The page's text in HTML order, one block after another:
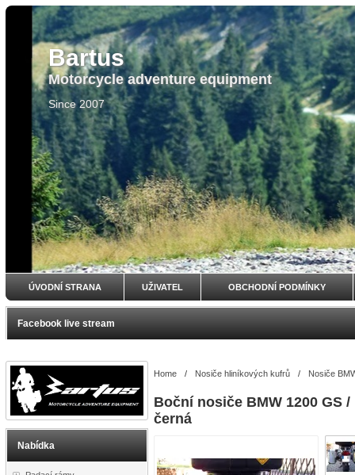
Bartus
Motorcycle adventure equipment
Since 2007
ÚVODNÍ STRANA UŽIVATEL OBCHODNÍ PODMÍNKY
Facebook live stream
Nabídka
Home / Nosiče hliníkových kufrů / Nosiče
Boční nosiče BMW 1200 GS
černá